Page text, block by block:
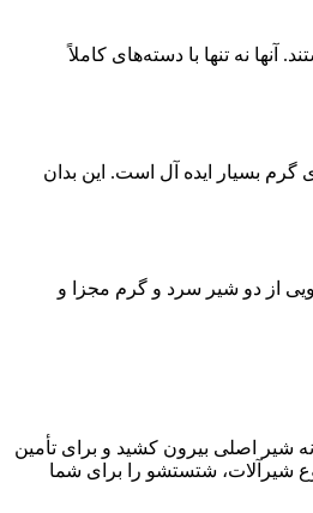
نه تنها با دسته‌های کاملاً
بسیار ایده آل است. این بدان
از دو شیر سرد و گرم مجزا و
شیر اصلی بیرون کشید و برای تأمین
شیرآلات، شتستشو را برای شما